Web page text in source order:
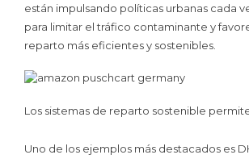
están impulsando políticas urbanas cada
para limitar el tráfico contaminante y
reparto más eficientes y sostenibles.
Los sistemas de reparto sostenible
Uno de los ejemplos más destacados es